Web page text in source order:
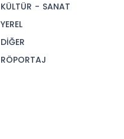
KÜLTÜR - SANAT
YEREL
DİĞER
RÖPORTAJ